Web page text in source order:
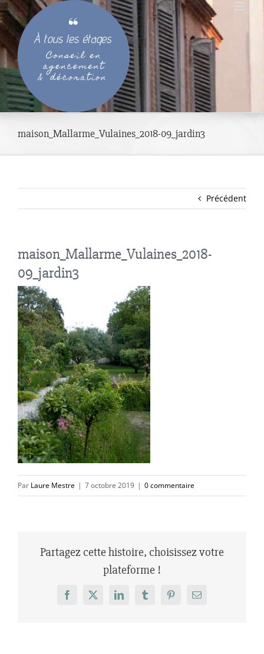
Passer
au
contenu
maison_Mallarme_Vulaines_2018-09_jardin3
Précédent
maison_Mallarme_Vulaines_2018-
09_jardin3
Par Laure Mestre | 7 octobre 2019 | 0 commentaire
Partagez cette histoire, choisissez votre
plateforme !
Facebook
X LinkedInTumblrPinterestEmail